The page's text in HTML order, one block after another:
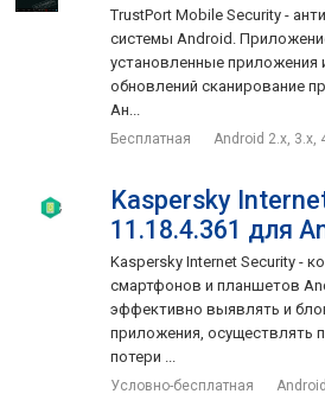
TrustPort Mobile Security -
системы Android.
установленные
обновлений сканирование
Ан...
Бесплатная Android 2.x, 3.x,
Kaspersky
11.18.4.361 для
Kaspersky Internet Security -
смартфонов и планшетов
эффективно выявлять и
приложения, осуществлять
потери ...
Условно-бесплатная